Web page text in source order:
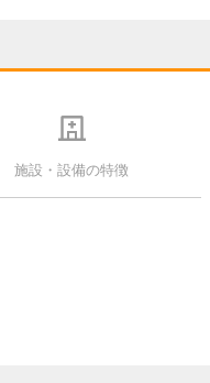
施設・設備の特徴